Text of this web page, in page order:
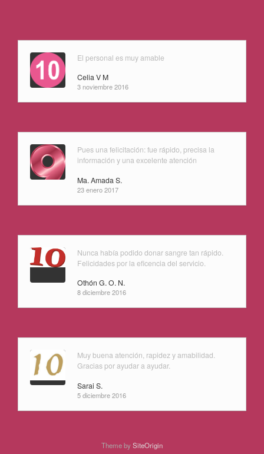
El personal es muy amable
Celia V M
3 noviembre 2016
Pues una felicitación: fue rápido, precisa la
información y una excelente atención
Ma. Amada S.
23 enero 2017
Nunca había podido donar sangre tan rápido.
Felicidades por la eficencia del servicio.
Othón G. O. N.
8 diciembre 2016
Muy buena atención, rapidez y amabilidad.
Gracias por ayudar a ayudar.
Sarai S.
5 diciembre 2016
Theme bySiteOrigin